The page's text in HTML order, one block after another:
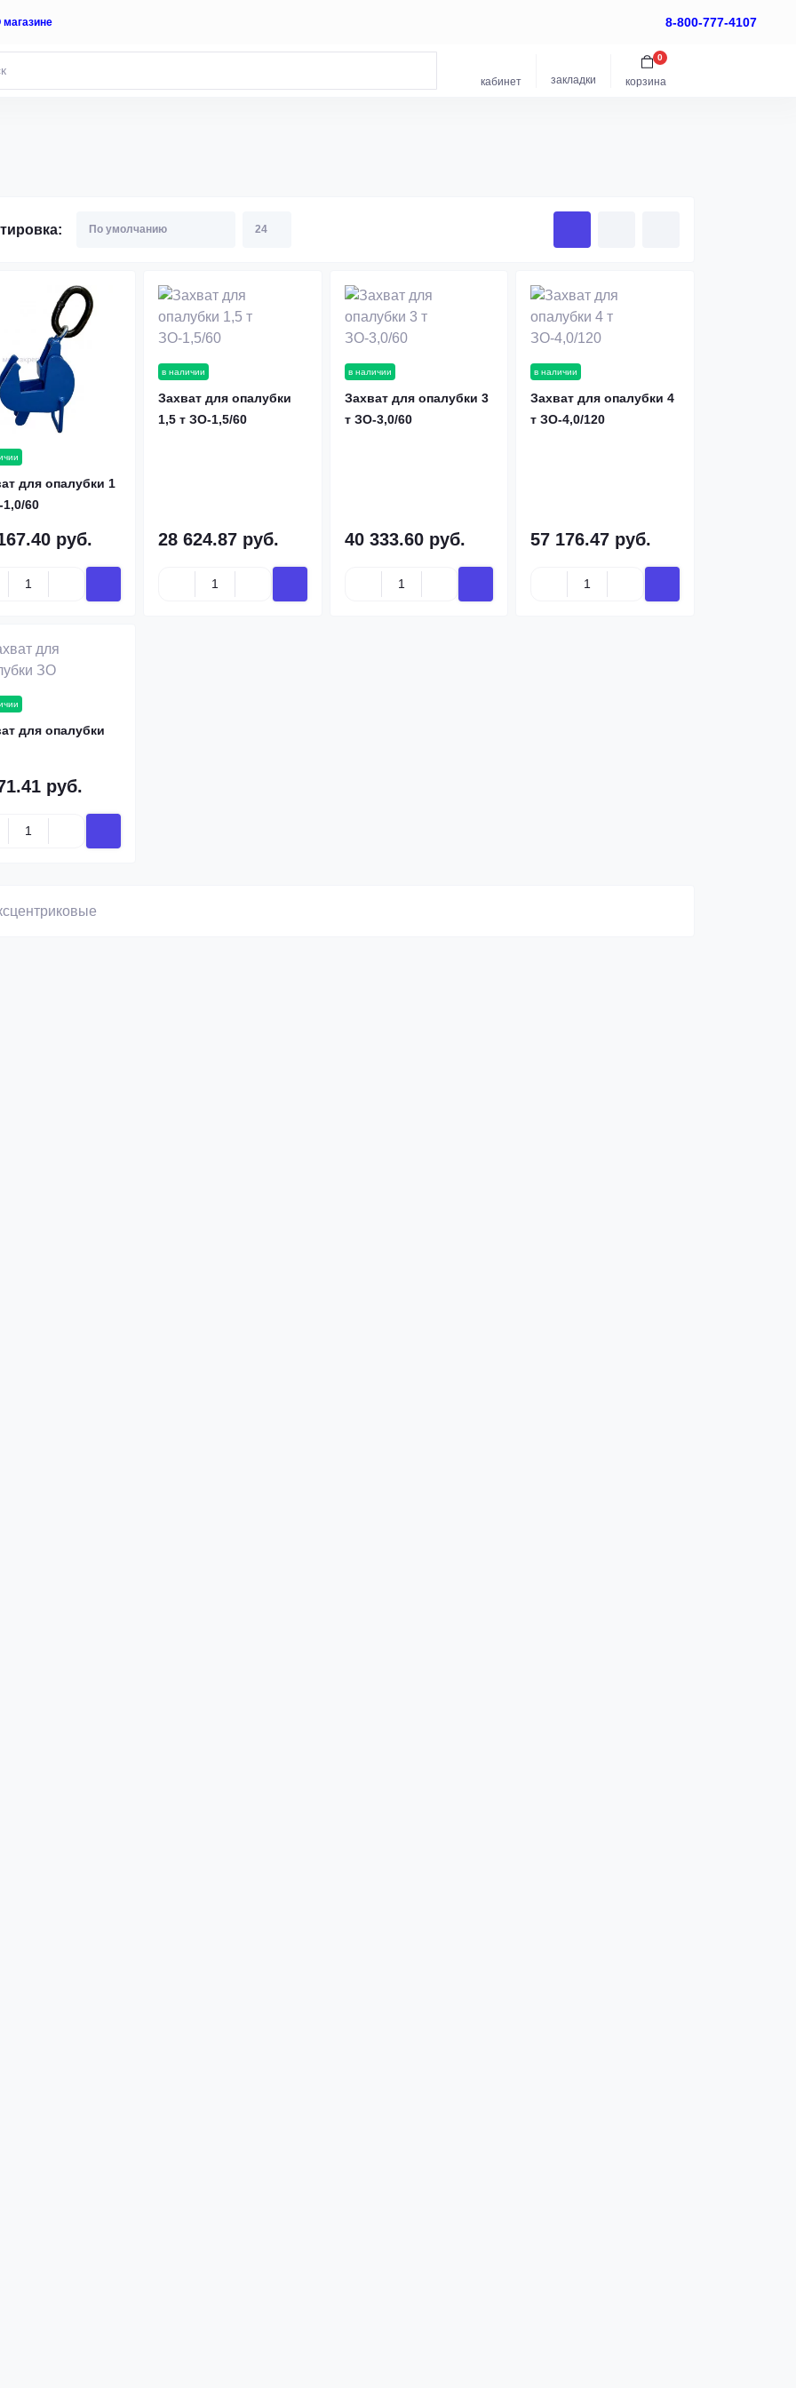
магазине 8-800-777-4107
кабинет закладки корзина
0
для опалубки 1
60
руб.
в наличии
Захват для опалубки
1,5 т ЗО-1,5/60
28 624.87 руб.
в наличии
Захват для опалубки 3
т ЗО-3,0/60
40 333.60 руб.
в наличии
Захват для опалубки 4
т ЗО-4,0/120
57 176.47 руб.
для опалубки
руб.